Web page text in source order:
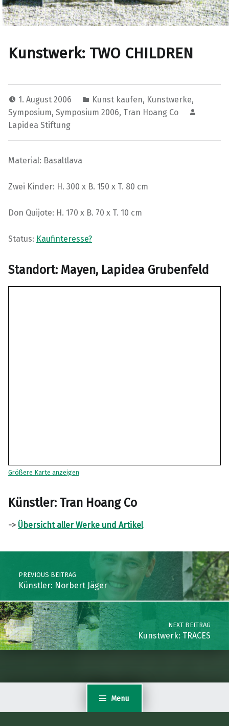
Menu
Kunstwerk: TWO CHILDREN
1. August 2006 Kunst kaufen, Kunstwerke,
Symposium, Symposium 2006, Tran Hoang Co
Lapidea Stiftung
Material: Basaltlava
Zwei Kinder: H. 300 x B. 150 x T. 80 cm
Don Quijote: H. 170 x B. 70 x T. 10 cm
Status: Kaufinteresse?
Standort: Mayen, Lapidea Grubenfeld
Größere Karte anzeigen
Künstler: Tran Hoang Co
-> Übersicht aller Werke und Artikel
Post navigation
PREVIOUS BEITRAG
Künstler: Norbert Jäger
NEXT BEITRAG
Kunstwerk: TRACES